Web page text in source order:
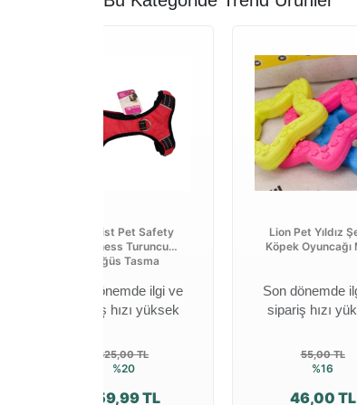
Royalist Pet Safety
Harness Turuncu
Göğüs Tasma
Son dönemde ilgi ve
sipariş hızı yüksek
325,00 TL
%20
259,99 TL
Lion Pet Yıldız
Köpek Oyuncağı
Son dönemde
sipariş hızı
55,00 TL
%16
46,00 TL